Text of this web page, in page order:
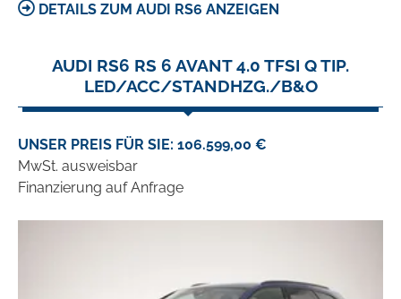
DETAILS ZUM AUDI RS6 ANZEIGEN
AUDI RS6 RS 6 AVANT 4.0 TFSI Q TIP.
LED/ACC/STANDHZG./B&O
UNSER PREIS FÜR SIE: 106.599,00 €
MwSt. ausweisbar
Finanzierung auf Anfrage